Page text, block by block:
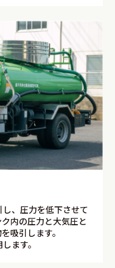
、圧力を低下させて
内の圧力と大気圧と
吸引します。
ます。